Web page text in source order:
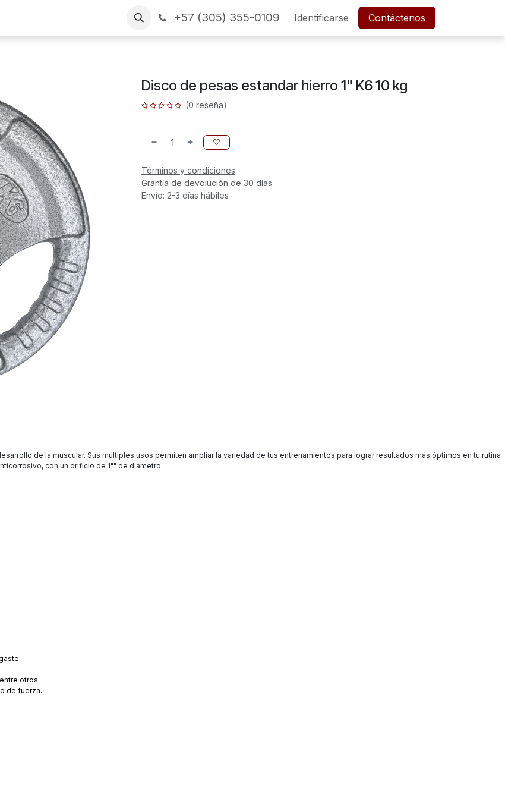
CONTÁCTENOS Financiamiento SERVICIO POSTVENTA Empleos
+57 (305) 355-0109 Identificarse Contáctenos
Disco de pesas estandar hierro 1" K6 10 kg
(0 reseña)
Términos y condiciones
Grantía de devolución de 30 días
Envío: 2-3 días hábiles
de la muscular. Sus múltiples usos permiten ampliar la variedad de tus entrenamientos para lograr resultados más óptimos en tu rutina
con un orificio de 1"" de diámetro.
otros.
de fuerza.